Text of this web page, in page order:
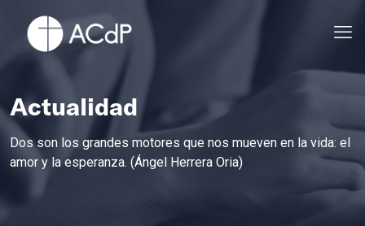
Actualidad
Dos son los grandes motores que nos mueven en la vida: el
amor y la esperanza. (Ángel Herrera Oria)